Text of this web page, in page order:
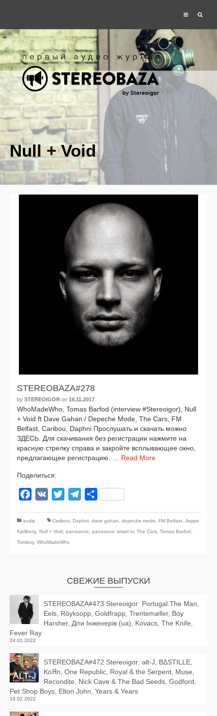
Null + Void
STEREOBAZA#278
by STEREOIGOR on 16.11.2017
WhoMadeWho, Tomas Barfod (interview #Stereoigor), Null
+ Void ft Dave Gahan / Depeche Mode, The Cars, FM
Belfast, Caribou, Daphni Прослушать и ска­чать мож­но
ЗДЕСЬ. Для ска­чи­ва­ния без реги­стра­ции нажми­те на
крас­ную стрел­ку спра­ва и закрой­те всплы­ва­ю­щее окно,
пред­ла­га­ю­щее реги­стра­цию. … Read More
Поделиться:
Facebook
VK Twitter TelegramОтправить
audio Caribou Daphni dave gahan depeche mode FM Belfast Jeppe
Kjellberg
Null + Void panasonic panasonic smart tv, The Cars Tomas Barfod
Tomboy, WhoMadeWho
СВЕЖИЕ ВЫПУСКИ
STEREOBAZA#473 Stereoigor: Portugal.The Man,
Eels, Röyksopp, Goldfrapp, Trentemøller, Boy
Harsher, Діти Інженерів (ua), Kovacs, The Knife,
Fever Ray
24.02.2022
STEREOBAZA#472 Stereoigor: alt‑J, BΔSTILLE,
KoЯn, One Republic, Royal & the Serpent, Muse,
Recondite, Nick Cave & The Bad Seeds, Godford,
Pet Shop Boys, Elton John, Years & Years
19.02.2022